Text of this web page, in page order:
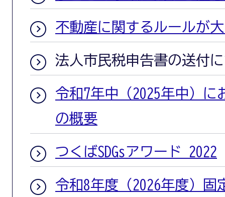
不動産に関するルールが
法人市民税申告書の送付
令和7年中（2025年中）に
の概要
つくばSDGsアワード 2022
令和8年度（2026年度）固